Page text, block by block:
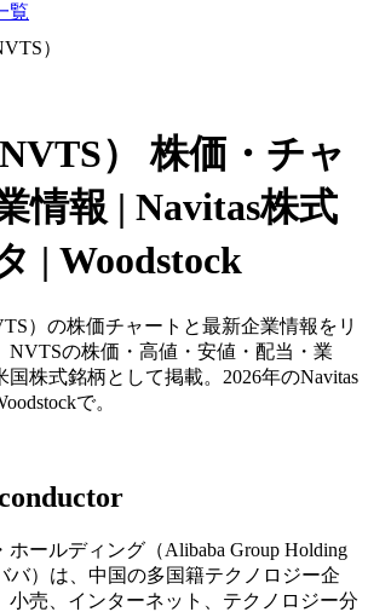
覧
）
）
株価・チャ
情報 | Navitas株式
| Woodstock
）の株価チャートと最新企業情報をリ
NVTSの株価・高値・安値・配当・業
株式銘柄として掲載。2026年のNavitas
で。
ールディング（Alibaba Group Holding
バ）は、中国の多国籍テクノロジー企
小売、インターネット、テクノロジー分